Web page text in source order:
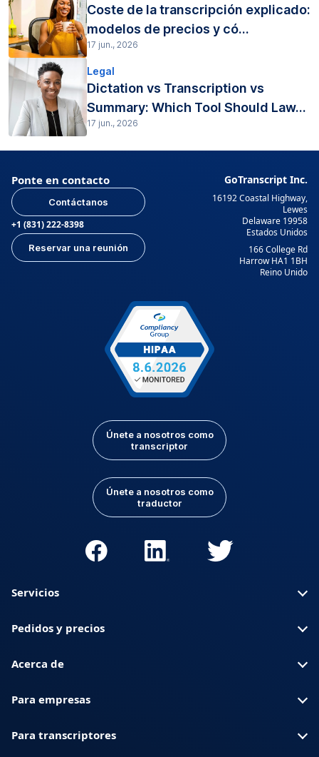
Coste de la transcripción explicado:
modelos de precios y có...
17 jun., 2026
Legal
Dictation vs Transcription vs
Summary: Which Tool Should Law...
17 jun., 2026
Ponte en contacto
Contáctanos
+1 (831) 222-8398
Reservar una reunión
GoTranscript Inc.
16192 Coastal Highway,
Lewes
Delaware 19958
Estados Unidos
166 College Rd
Harrow HA1 1BH
Reino Unido
Únete a nosotros como
transcriptor
Únete a nosotros como
traductor
Servicios
Pedidos y precios
Acerca de
Para empresas
Para transcriptores